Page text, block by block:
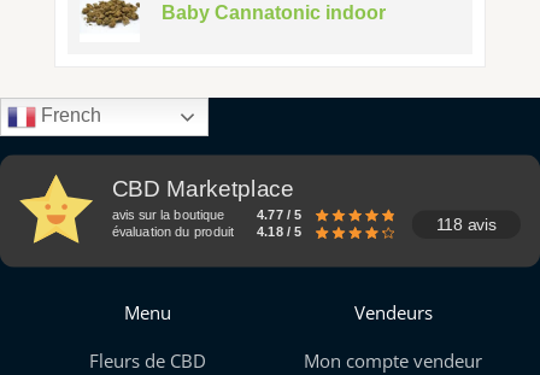
Baby Cannatonic indoor
French
CBD Marketplace
avis sur la boutique
4.77 / 5
évaluation du produit
4.18 / 5 118 avis
Menu
Fleurs de CBD
Vendeurs
Mon compte vendeur